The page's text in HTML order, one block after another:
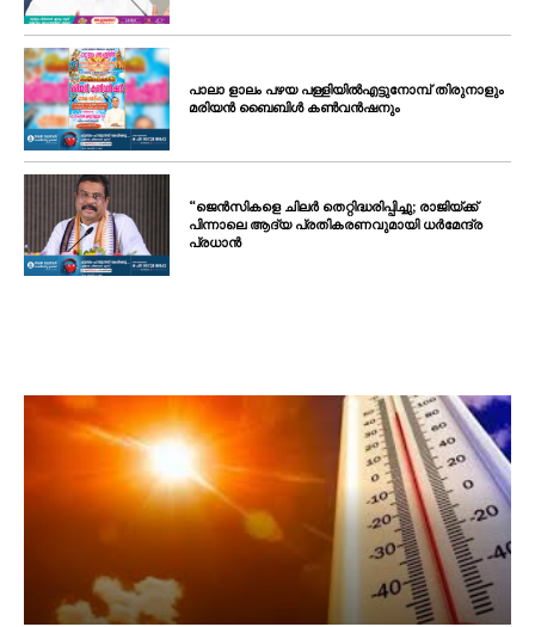
പാലാ ളാലം പഴയ പള്ളിയിൽഎട്ടുനോമ്പ് തിരുനാളും
മരിയൻ ബൈബിൾ കൺവൻഷനും
“ജെൻസികളെ ചിലർ തെറ്റിദ്ധരിപ്പിച്ചു; രാജിയ്ക്ക്
പിന്നാലെ ആദ്യ പ്രതികരണവുമായി ധർമേന്ദ്ര
പ്രധാൻ